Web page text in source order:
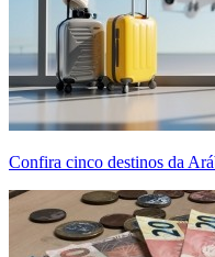
Confira cinco destinos da